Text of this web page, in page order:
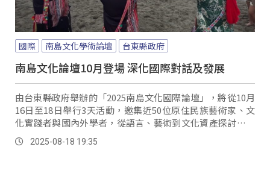
國際 南島文化學術論壇 台東縣政府
南島文化論壇10月登場 深化國際對話及發展
由台東縣政府舉辦的「2025南島文化國際論壇」，將從10月
16日至18日舉行3天活動，邀集近50位原住民族藝術家、文
化實踐者與國內外學者，從語言、藝術到文化資產探討南島
文化未來發展。
2025-08-18 19:35